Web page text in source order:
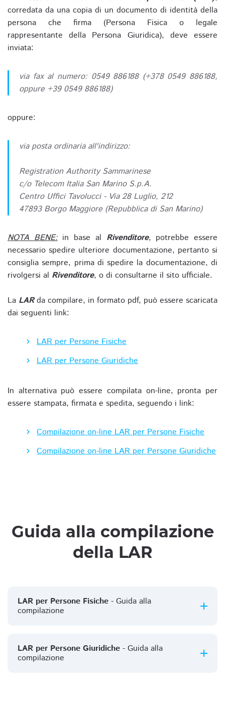
corredata da una copia di un documento di identità della
persona che firma (Persona Fisica o legale
rappresentante della Persona Giuridica), deve essere
inviata:
via fax al numero: 0549 886188 (+378 0549 886188,
oppure +39 0549 886188)
oppure:
via posta ordinaria all'indirizzo:
Registration Authority Sammarinese
c/o Telecom Italia San Marino S.p.A.
Centro Uffici Tavolucci - Via 28 Luglio, 212
47893 Borgo Maggiore (Repubblica di San Marino)
NOTA BENE:in base al Rivenditore, potrebbe essere
necessario spedire ulteriore documentazione, pertanto si
consiglia sempre, prima di spedire la documentazione, di
rivolgersi al Rivenditore, o di consultarne il sito ufficiale.
La LARda compilare, in formato pdf, può essere scaricata
dai seguenti link:
LAR per Persone Fisiche
LAR per Persone Giuridiche
In alternativa può essere compilata on-line, pronta per
essere stampata, firmata e spedita, seguendo i link:
Compilazione on-line LAR per Persone Fisiche
Compilazione on-line LAR per Persone Giuridiche
Guida alla compilazione
della LAR
LAR per Persone Fisiche - Guida alla
compilazione
LAR per Persone Giuridiche - Guida alla
compilazione